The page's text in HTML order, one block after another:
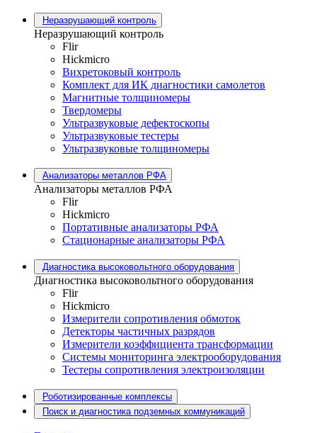
Неразрушающий контроль
Неразрушающий контроль
Flir
Hickmicro
Вихретоковый контроль
Комплект для ИК диагностики самолетов
Магнитные толщиномеры
Твердомеры
Ультразвуковые дефектоскопы
Ультразвуковые тестеры
Ультразвуковые толщиномеры
Анализаторы металлов РФА
Анализаторы металлов РФА
Flir
Hickmicro
Портативные анализаторы РФА
Стационарные анализаторы РФА
Диагностика высоковольтного оборудования
Диагностика высоковольтного оборудования
Flir
Hickmicro
Измерители сопротивления обмоток
Детекторы частичных разрядов
Измерители коэффициента трансформации
Системы мониторинга электрооборудования
Тестеры сопротивления электроизоляции
Роботизированные комплексы
Поиск и диагностика подземных коммуникаций